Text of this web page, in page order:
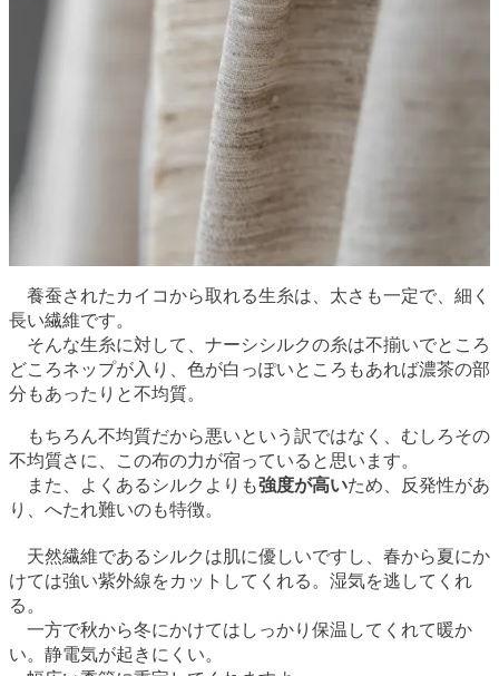
養蚕されたカイコから取れる生糸は、太さも一定で、細く
長い繊維です。
そんな生糸に対して、ナーシシルクの糸は不揃いでところ
どころネップが入り、色が白っぽいところもあれば濃茶の部
分もあったりと不均質。
もちろん不均質だから悪いという訳ではなく、むしろその
不均質さに、この布の力が宿っていると思います。
また、よくあるシルクよりも強度が高いため、反発性があ
り、へたれ難いのも特徴。
天然繊維であるシルクは肌に優しいですし、春から夏にか
けては強い紫外線をカットしてくれる。湿気を逃してくれ
る。
一方で秋から冬にかけてはしっかり保温してくれて暖か
い。静電気が起きにくい。